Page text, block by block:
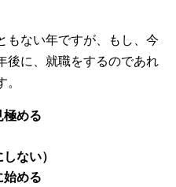
もない年ですが、もし、今
後に、就職をするのであれ
極める
ない）
始める